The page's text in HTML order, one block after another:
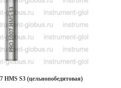
HMS S3 (цельнопобедитовая)